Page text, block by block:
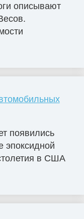
описывают
появились
эпоксидной
в США